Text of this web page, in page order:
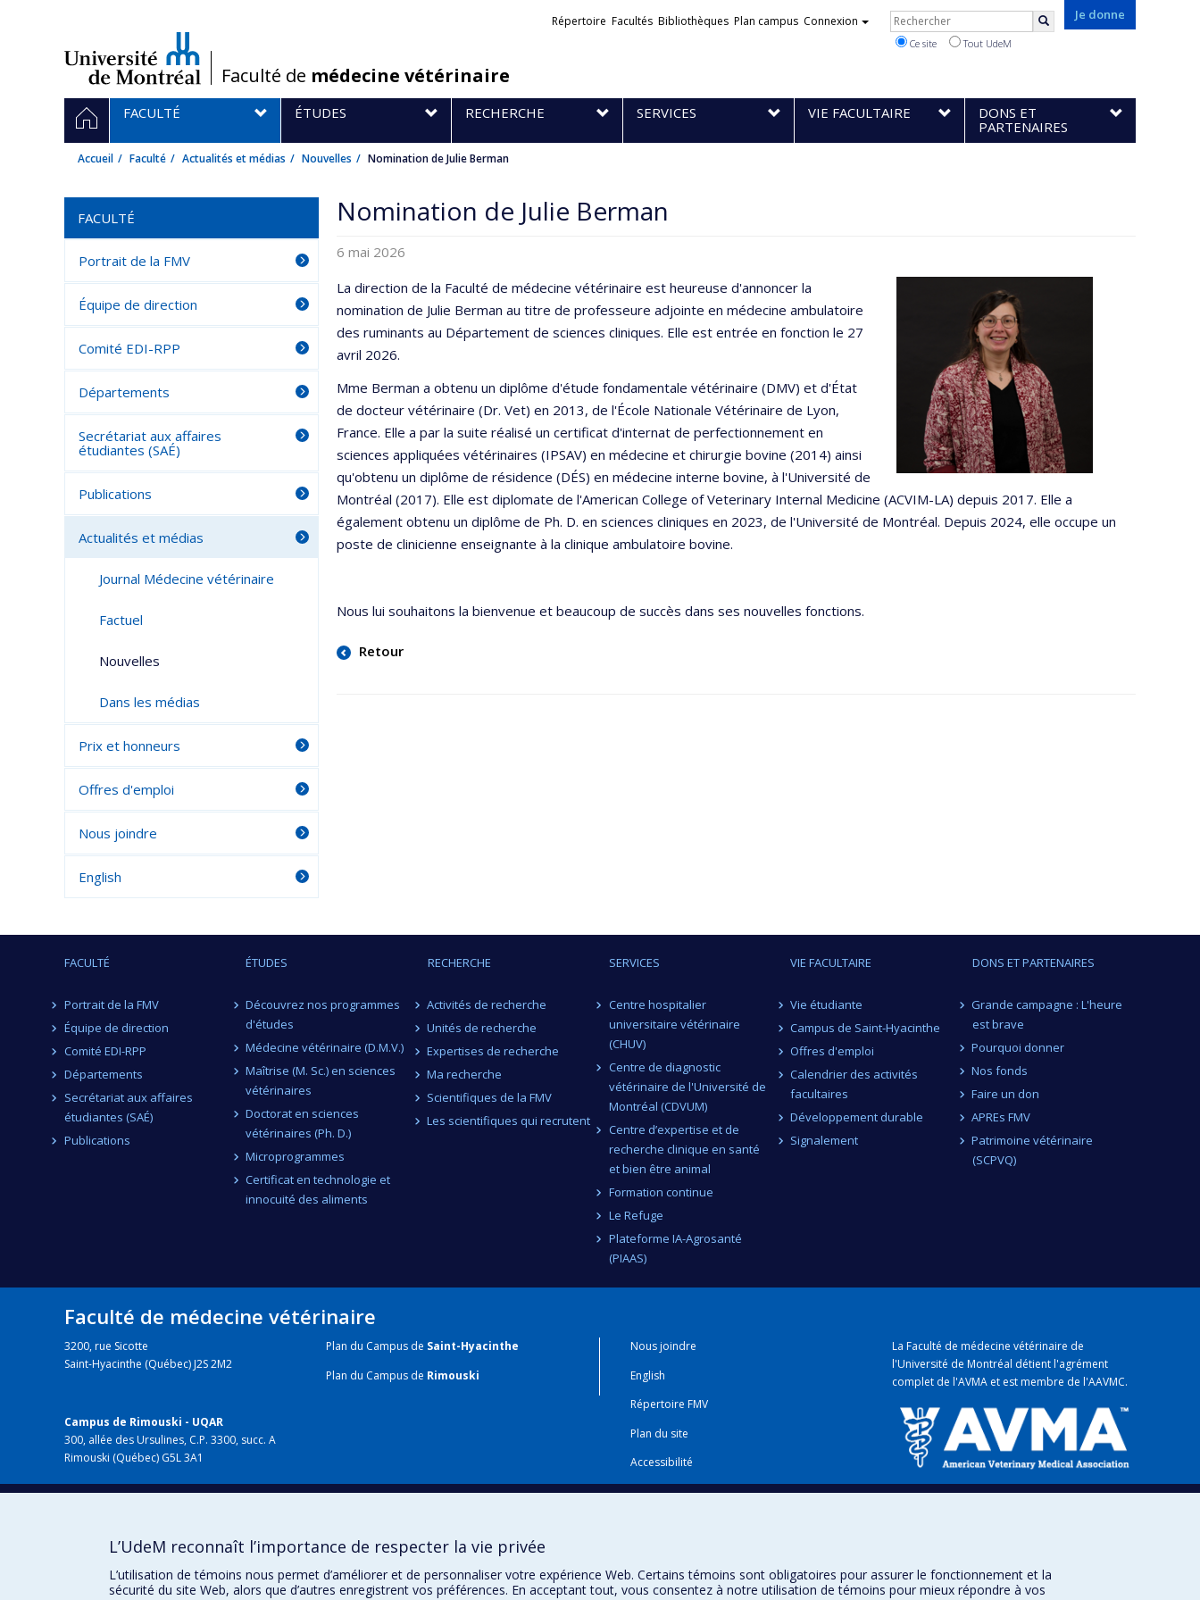
/Faculté de médecine vétérinaire
Je donne
Liens
Répertoire Facultés Bibliothèques Plan campus Connexion Rechercher
Ce site Tout UdeM
Navigation
principale
ACCUEIL
FACULTÉ ÉTUDES RECHERCHE SERVICES VIE FACULTAIRE
DONS ET
PARTENAIRES
Accueil Faculté Actualités et médias Nouvelles Nomination de Julie Berman
Nomination de Julie Berman
6 mai 2026
La direction de la Faculté de médecine vétérinaire est heureuse d'annoncer la
nomination de Julie Berman au titre de professeure adjointe en médecine ambulatoire
des ruminants au Département de sciences cliniques. Elle est entrée en fonction le 27
avril 2026.
Mme Berman a obtenu un diplôme d'étude fondamentale vétérinaire (DMV) et d'État
de docteur vétérinaire (Dr. Vet) en 2013, de l'École Nationale Vétérinaire de Lyon,
France. Elle a par la suite réalisé un certificat d'internat de perfectionnement en
sciences appliquées vétérinaires (IPSAV) en médecine et chirurgie bovine (2014) ainsi
qu'obtenu un diplôme de résidence (DÉS) en médecine interne bovine, à l'Université de
Montréal (2017). Elle est diplomate de l'American College of Veterinary Internal Medicine (ACVIM-LA) depuis 2017. Elle a
également obtenu un diplôme de Ph. D. en sciences cliniques en 2023, de l'Université de Montréal. Depuis 2024, elle occupe un
poste de clinicienne enseignante à la clinique ambulatoire bovine.
Nous lui souhaitons la bienvenue et beaucoup de succès dans ses nouvelles fonctions.
Retour
FACULTÉ
Portrait de la FMV
Équipe de direction
Comité EDI-RPP
Départements
Secrétariat aux affaires
étudiantes (SAÉ)
Publications
Actualités et médias
Journal Médecine vétérinaire
Factuel
Nouvelles
Dans les médias
Prix et honneurs
Offres d'emploi
Nous joindre
English
FACULTÉ
Portrait de la FMV
Équipe de direction
Comité EDI-RPP
Départements
Secrétariat aux affaires
étudiantes (SAÉ)
Publications
ÉTUDES
Découvrez nos programmes
d'études
Médecine vétérinaire (D.M.V.)
Maîtrise (M. Sc.) en sciences
vétérinaires
Doctorat en sciences
vétérinaires (Ph. D.)
Microprogrammes
Certificat en technologie et
innocuité des aliments
RECHERCHE
Activités de recherche
Unités de recherche
Expertises de recherche
Ma recherche
Scientifiques de la FMV
Les scientifiques qui recrutent
SERVICES
Centre hospitalier
universitaire vétérinaire
(CHUV)
Centre de diagnostic
vétérinaire de l'Université de
Montréal (CDVUM)
Centre d’expertise et de
recherche clinique en santé
et bien être animal
Formation continue
Le Refuge
Plateforme IA-Agrosanté
(PIAAS)
VIE FACULTAIRE
Vie étudiante
Campus de Saint-Hyacinthe
Offres d'emploi
Calendrier des activités
facultaires
Développement durable
Signalement
DONS ET PARTENAIRES
Grande campagne : L'heure
est brave
Pourquoi donner
Nos fonds
Faire un don
APREs FMV
Patrimoine vétérinaire
(SCPVQ)
Faculté de médecine vétérinaire
3200, rue Sicotte
Saint-Hyacinthe (Québec) J2S 2M2
Campus de Rimouski - UQAR
300, allée des Ursulines, C.P. 3300, succ. A
Rimouski (Québec) G5L 3A1
Plan du Campus de Saint-Hyacinthe
Plan du Campus de Rimouski
Nous joindre
English
Répertoire FMV
Plan du site
Accessibilité
Gabarits et image de marque
La Faculté de médecine vétérinaire de
l'Université de Montréal détientl'agrément
complet de l'AVMA et est membre de l'AAVMC.
L’UdeM reconnaît l’importance de respecter la vie privée
L’utilisation de témoins nous permet d’améliorer et de personnaliser votre expérience Web. Certains témoins sont obligatoires pour assurer le fonctionnement et la
sécurité du site Web, alors que d’autres enregistrent vos préférences. En acceptant tout, vous consentez à notre utilisation de témoins pour mieux répondre à vos